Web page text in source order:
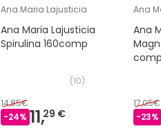
Ana Maria Lajusticia
Ana Maria Lajusticia
Spirulina 160comp
(10)
14,85€
-24% 11,29 €
Ana
Ana
17,05€
-23%